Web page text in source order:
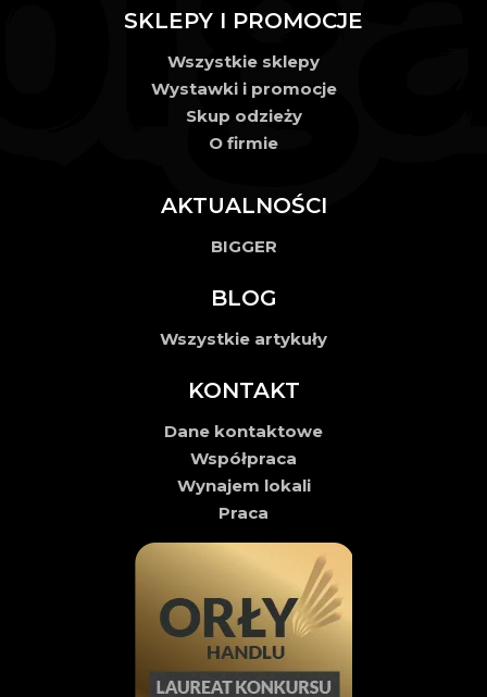
SKLEPY I PROMOCJE
Wszystkie sklepy
Wystawki i promocje
Skup odzieży
O firmie
AKTUALNOŚCI
BIGGER
BLOG
Wszystkie artykuły
KONTAKT
Dane kontaktowe
Współpraca
Wynajem lokali
Praca